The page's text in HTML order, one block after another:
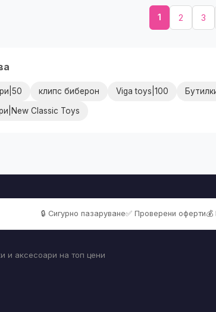
1 2 3
клипс биберон Viga toys|100
Classic Toys
🔒 Сигурно пазаруване✅ Проверени оферти💰
и аксесоари на топ цени